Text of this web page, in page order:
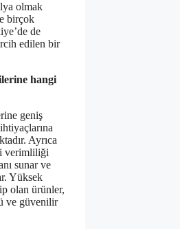
olmak
birçok
de
edilen bir
hangi
geniş
Ayrıca
verimliliği
sunar ve
Yüksek
olan ürünler,
ve güvenilir